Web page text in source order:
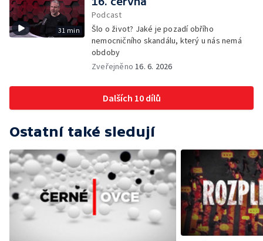
31 min
Podcast
Šlo o život? Jaké je pozadí obřího
nemocničního skandálu, který u nás nemá
obdoby
Zveřejněno16. 6. 2026
Dalších 10 dílů
Ostatní také sledují